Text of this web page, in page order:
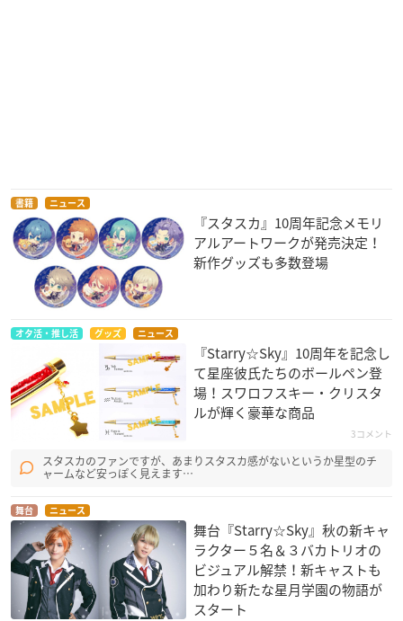
書籍 ニュース
『スタスカ』10周年記念メモリ
アルアートワークが発売決定！
新作グッズも多数登場
オタ活・推し活 グッズ ニュース
『Starry☆Sky』10周年を記念し
て星座彼氏たちのボールペン登
場！スワロフスキー・クリスタ
ルが輝く豪華な商品
3コメント
スタスカのファンですが、あまりスタスカ感がないというか星型のチ
ャームなど安っぽく見えます…
舞台 ニュース
舞台『Starry☆Sky』秋の新キャ
ラクター５名＆３バカトリオの
ビジュアル解禁！新キャストも
加わり新たな星月学園の物語が
スタート